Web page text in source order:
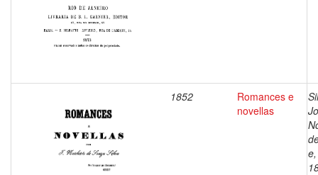
1852
Romances e
novellas